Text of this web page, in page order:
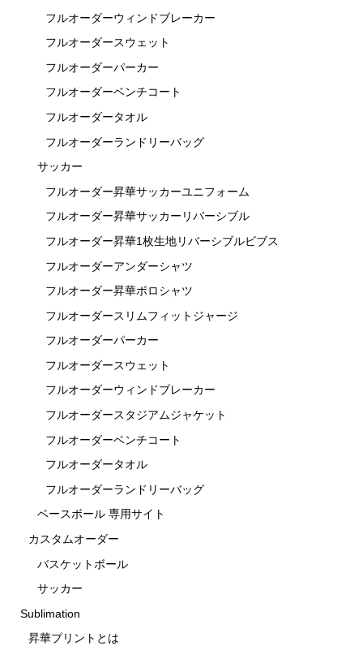
フルオーダーウィンドブレーカー
フルオーダースウェット
フルオーダーパーカー
フルオーダーベンチコート
フルオーダータオル
フルオーダーランドリーバッグ
サッカー
フルオーダー昇華サッカーユニフォーム
フルオーダー昇華サッカーリバーシブル
フルオーダー昇華1枚生地リバーシブルビブス
フルオーダーアンダーシャツ
フルオーダー昇華ポロシャツ
フルオーダースリムフィットジャージ
フルオーダーパーカー
フルオーダースウェット
フルオーダーウィンドブレーカー
フルオーダースタジアムジャケット
フルオーダーベンチコート
フルオーダータオル
フルオーダーランドリーバッグ
ベースボール 専用サイト
カスタムオーダー
バスケットボール
サッカー
Sublimation
昇華プリントとは